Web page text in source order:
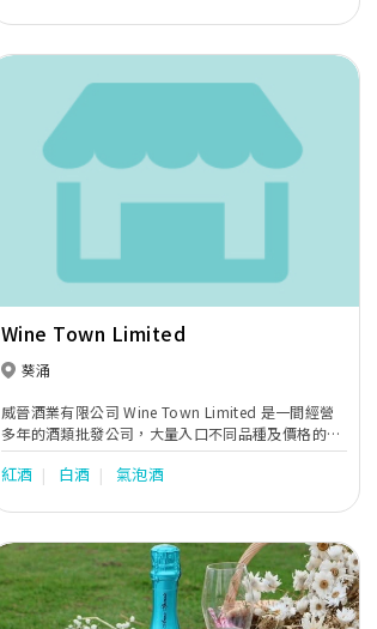
Wine Town Limited
葵涌
威晉酒業有限公司 Wine Town Limited 是一間經營
多年的酒類批發公司，大量入口不同品種及價格的葡
萄酒，以迎合不同人仕的需要及口味。一條龍式的將
各種酒類由原產地直接帶到各消費者手中，使營運成
店、會所及各大小商號建立了良好商譽及形象。
紅酒 白酒 氣泡酒